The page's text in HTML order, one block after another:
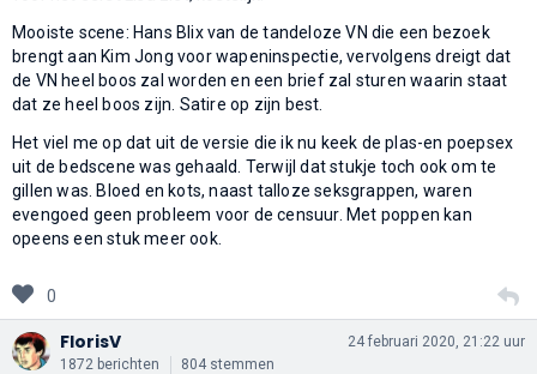
Mooiste scene: Hans Blix van de tandeloze VN die een bezoek
brengt aan Kim Jong voor wapeninspectie, vervolgens dreigt dat
de VN heel boos zal worden en een brief zal sturen waarin staat
dat ze heel boos zijn. Satire op zijn best.
Het viel me op dat uit de versie die ik nu keek de plas-en poepsex
uit de bedscene was gehaald. Terwijl dat stukje toch ook om te
gillen was. Bloed en kots, naast talloze seksgrappen, waren
evengoed geen probleem voor de censuur. Met poppen kan
opeens een stuk meer ook.
0
FlorisV
1872 berichten 804 stemmen
24 februari 2020, 21:22 uur